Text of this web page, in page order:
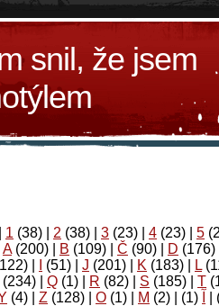
snil, že jsem
1 (38) 2 (38) 3 (23) 4 (23) 5
A(200) B (109) Č (90) D (176)
(51) J (201) K (183) L
(234) Q (1) R (82) S (185) T
(4) Z (128) Ο (1) М (2)
(1)